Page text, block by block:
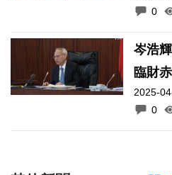
0
岑浩
臨財赤
2025-
0